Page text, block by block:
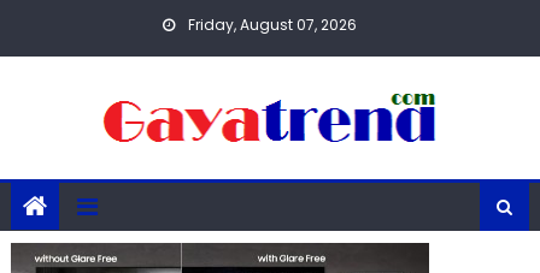
Friday, August 07, 2026